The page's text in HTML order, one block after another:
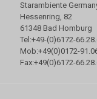
Starambiente
Hessenring, 82
61348 Bad Homburg
Tel:+49-(0)6172-
Mob:+49(0)0172-
Fax:+49(0)6172-